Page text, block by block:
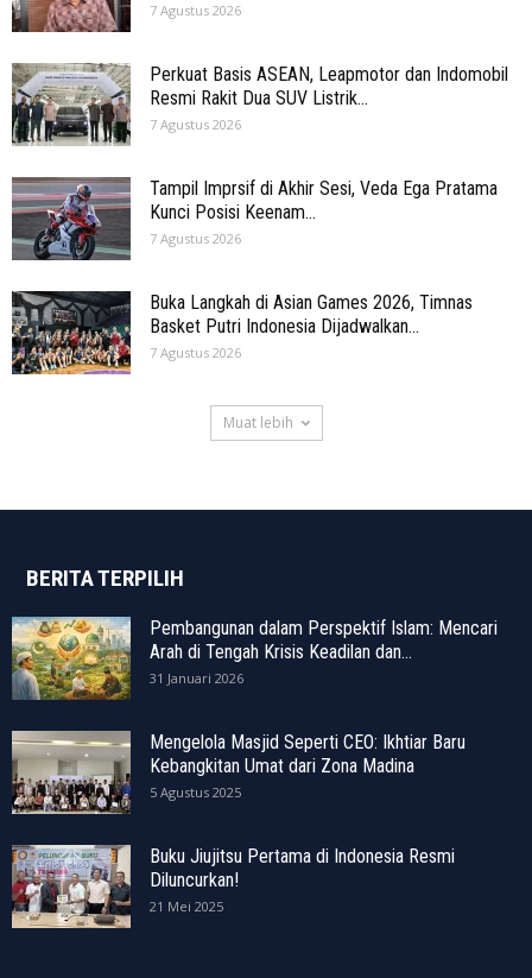
7 Agustus 2026
Perkuat Basis ASEAN, Leapmotor dan Indomobil
Resmi Rakit Dua SUV Listrik...
7 Agustus 2026
Tampil Imprsif di Akhir Sesi, Veda Ega Pratama
Kunci Posisi Keenam...
7 Agustus 2026
Buka Langkah di Asian Games 2026, Timnas
Basket Putri Indonesia Dijadwalkan...
7 Agustus 2026
Muat lebih
BERITA TERPILIH
Pembangunan dalam Perspektif Islam: Mencari
Arah di Tengah Krisis Keadilan dan...
31 Januari 2026
Mengelola Masjid Seperti CEO: Ikhtiar Baru
Kebangkitan Umat dari Zona Madina
5 Agustus 2025
Buku Jiujitsu Pertama di Indonesia Resmi
Diluncurkan!
21 Mei 2025